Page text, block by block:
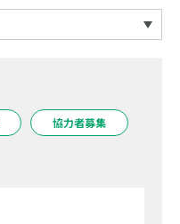
協力者募集